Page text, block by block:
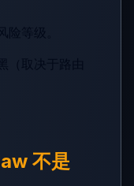
等级。
取决于路由
不是